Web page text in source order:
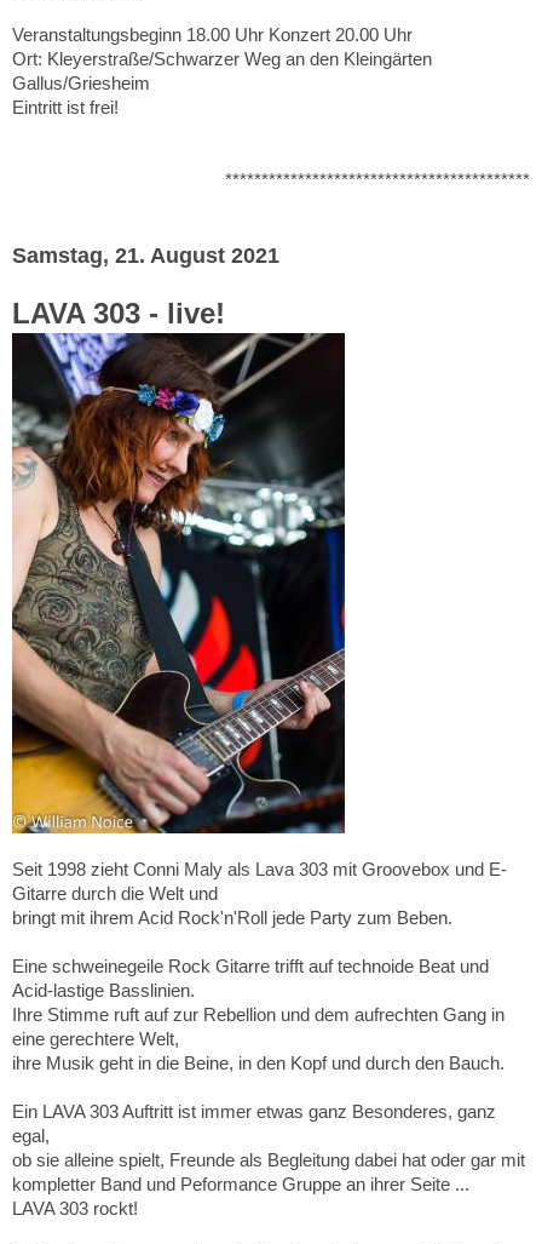
Veranstaltungsbeginn 18.00 Uhr Konzert 20.00 Uhr
Ort: Kleyerstraße/Schwarzer Weg an den Kleingärten
Gallus/Griesheim
Eintritt ist frei!
******************************************
Samstag, 21. August 2021
LAVA 303 - live!
Seit 1998 zieht Conni Maly als Lava 303 mit Groovebox und E-
Gitarre durch die Welt und
bringt mit ihrem Acid Rock'n'Roll jede Party zum Beben.
Eine schweinegeile Rock Gitarre trifft auf technoide Beat und
Acid-lastige Basslinien.
Ihre Stimme ruft auf zur Rebellion und dem aufrechten Gang in
eine gerechtere Welt,
ihre Musik geht in die Beine, in den Kopf und durch den Bauch.
Ein LAVA 303 Auftritt ist immer etwas ganz Besonderes, ganz
egal,
ob sie alleine spielt, Freunde als Begleitung dabei hat oder gar mit
kompletter Band und Peformance Gruppe an ihrer Seite ...
LAVA 303 rockt!